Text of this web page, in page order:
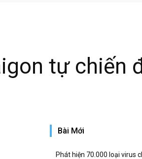
tự chiến
Bài Mới
Phát hiện 70.000 loại virus